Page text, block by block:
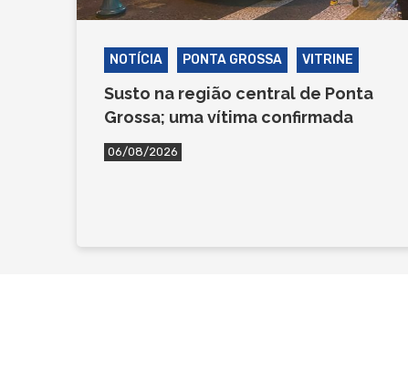
NOTÍCIA PONTA GROSSA VITRINE
Susto na região central de Ponta
Grossa; uma vítima confirmada
06/08/2026